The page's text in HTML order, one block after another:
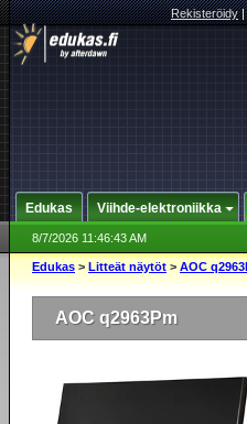
Rekisteröidy|
Edukas Viihde-elektroniikka
8/7/2026 11:46:43 AM
Edukas > Litteät näytöt > AOC
AOC q2963Pm